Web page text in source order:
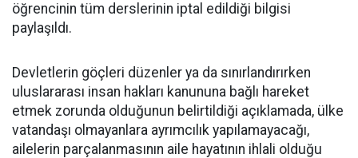
öğrencinin tüm derslerinin iptal edildiği bilgisi
paylaşıldı.
Devletlerin göçleri düzenler ya da sınırlandırırken
uluslararası insan hakları kanununa bağlı hareket
etmek zorunda olduğunun belirtildiği açıklamada, ülke
vatandaşı olmayanlara ayrımcılık yapılamayacağı,
ailelerin parçalanmasının aile hayatının ihlali olduğu